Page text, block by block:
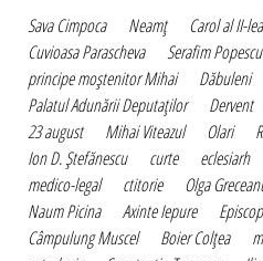
Sava Cimpoca Neamţ Carol al II-lea
Cuvioasa Parascheva
Serafim Popescu
principe moştenitor Mihai
Dăbuleni
Palatul Adunării Deputaţilor
Dervent
23 august
Mihai Viteazul Olari
Ion D. Ştefănescu
curte eclesiarh
medico-legal
ctitorie Olga
Naum Picina
Axinte Iepure
Câmpulung Muscel
Boier Colţea